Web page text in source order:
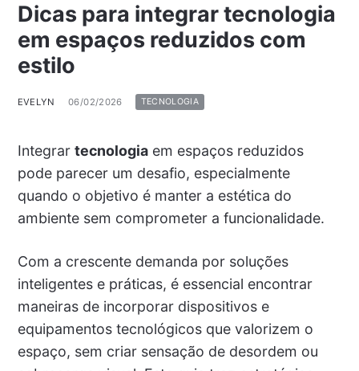
Dicas para integrar tecnologia
em espaços reduzidos com
estilo
EVELYN 06/02/2026 TECNOLOGIA
Integrar tecnologiaem espaços reduzidos
pode parecer um desafio, especialmente
quando o objetivo é manter a estética do
ambiente sem comprometer a funcionalidade.
Com a crescente demanda por soluções
inteligentes e práticas, é essencial encontrar
maneiras de incorporar dispositivos e
equipamentos tecnológicos que valorizem o
espaço, sem criar sensação de desordem ou